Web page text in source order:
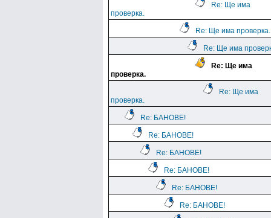
Re: Ще има
проверка.
Re: Ще има проверка.
Re: Ще има
Re: Ще има
проверка.
Re: Ще има
проверка.
Re: БАНОВЕ!
Re: БАНОВЕ!
Re: БАНОВЕ!
Re: БАНОВЕ!
Re: БАНОВЕ!
Re: БАНОВЕ!